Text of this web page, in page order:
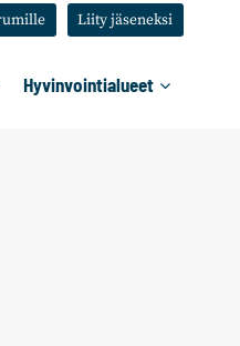
Liity jäseneksi
Hyvinvointialueet